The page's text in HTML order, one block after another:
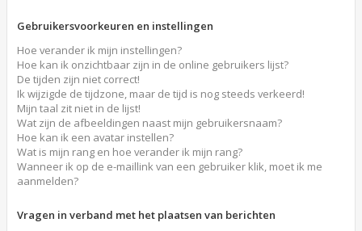
Gebruikersvoorkeuren en instellingen
Hoe verander ik mijn instellingen?
Hoe kan ik onzichtbaar zijn in de online gebruikers lijst?
De tijden zijn niet correct!
Ik wijzigde de tijdzone, maar de tijd is nog steeds verkeerd!
Mijn taal zit niet in de lijst!
Wat zijn de afbeeldingen naast mijn gebruikersnaam?
Hoe kan ik een avatar instellen?
Wat is mijn rang en hoe verander ik mijn rang?
Wanneer ik op de e-maillink van een gebruiker klik, moet ik me
aanmelden?
Vragen in verband met het plaatsen van berichten